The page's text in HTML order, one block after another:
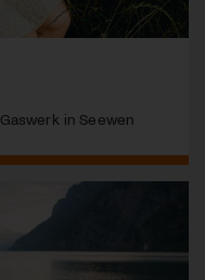
in Seewen